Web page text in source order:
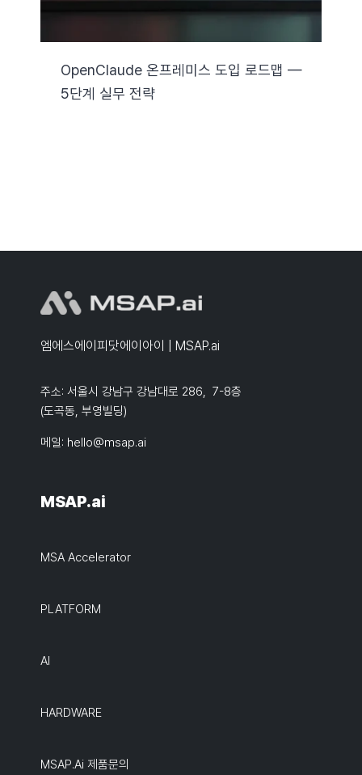
OpenClaude 온프레미스 도입 로드맵 —
5단계 실무 전략
엠에스에이피닷에이아이 | MSAP.ai
주소: 서울시 강남구 강남대로 286, 7-8층
(도곡동, 부영빌딩)
메일: hello@msap.ai
MSAP.ai
MSA Accelerator
PLATFORM
AI
HARDWARE
MSAP.ai 제품문의